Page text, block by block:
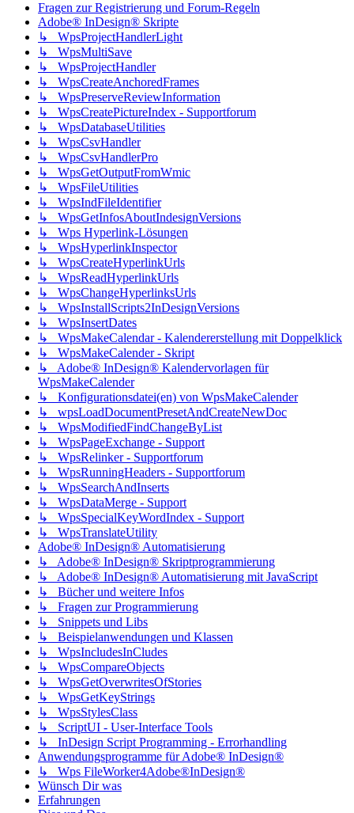
Fragen zur Registrierung und Forum-Regeln
Adobe® InDesign® Skripte
↳ WpsProjectHandlerLight
↳ WpsMultiSave
↳ WpsProjectHandler
↳ WpsCreateAnchoredFrames
↳ WpsPreserveReviewInformation
↳ WpsCreatePictureIndex - Supportforum
↳ WpsDatabaseUtilities
↳ WpsCsvHandler
↳ WpsCsvHandlerPro
↳ WpsGetOutputFromWmic
↳ WpsFileUtilities
↳ WpsIndFileIdentifier
↳ WpsGetInfosAboutIndesignVersions
↳ Wps Hyperlink-Lösungen
↳ WpsHyperlinkInspector
↳ WpsCreateHyperlinkUrls
↳ WpsReadHyperlinkUrls
↳ WpsChangeHyperlinksUrls
↳ WpsInstallScripts2InDesignVersions
↳ WpsInsertDates
↳ WpsMakeCalendar - Kalendererstellung mit Doppelklick
↳ WpsMakeCalender - Skript
↳ Adobe® InDesign® Kalendervorlagen für
WpsMakeCalender
↳ Konfigurationsdatei(en) von WpsMakeCalender
↳ wpsLoadDocumentPresetAndCreateNewDoc
↳ WpsModifiedFindChangeByList
↳ WpsPageExchange - Support
↳ WpsRelinker - Supportforum
↳ WpsRunningHeaders - Supportforum
↳ WpsSearchAndInserts
↳ WpsDataMerge - Support
↳ WpsSpecialKeyWordIndex - Support
↳ WpsTranslateUtility
Adobe® InDesign® Automatisierung
↳ Adobe® InDesign® Skriptprogrammierung
↳ Adobe® InDesign® Automatisierung mit JavaScript
↳ Bücher und weitere Infos
↳ Fragen zur Programmierung
↳ Snippets und Libs
↳ Beispielanwendungen und Klassen
↳ WpsIncludesInCludes
↳ WpsCompareObjects
↳ WpsGetOverwritesOfStories
↳ WpsGetKeyStrings
↳ WpsStylesClass
↳ ScriptUI - User-Interface Tools
↳ InDesign Script Programming - Errorhandling
Anwendungsprogramme für Adobe® InDesign®
↳ Wps FileWorker4Adobe®InDesign®
Wünsch Dir was
Erfahrungen